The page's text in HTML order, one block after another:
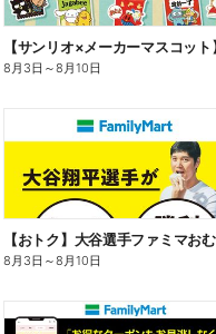
8月3日 ～8月10日
8月3日 ～8月10日